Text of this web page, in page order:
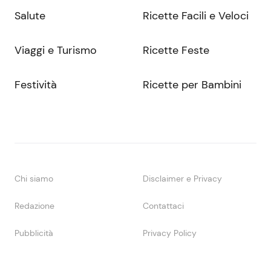
Salute
Viaggi e Turismo
Festività
Ricette Facili e Veloci
Ricette Feste
Ricette per Bambini
Chi siamo Disclaimer e Privacy
Redazione Contattaci
Pubblicità Privacy Policy